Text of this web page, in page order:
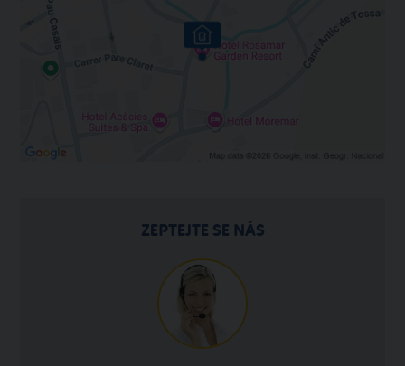
ZEPTEJTE SE NÁS